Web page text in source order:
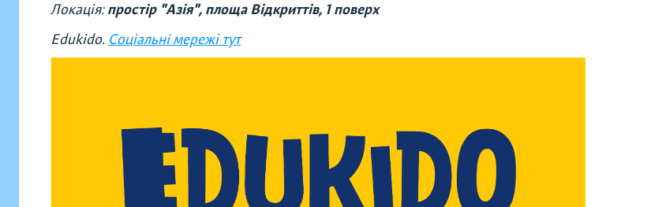
Локація:простір "Азія", площа Відкриттів, 1 поверх
Edukido. Соціальні мережі тут